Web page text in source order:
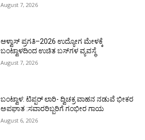
August 7, 2026
ಆಳ್ವಾಸ್ ಪ್ರಗತಿ–2026 ಉದ್ಯೋಗ ಮೇಳಕ್ಕೆ
ಬಂಟ್ವಾಳದಿಂದ ಉಚಿತ ಬಸ್‌ಗಳ ವ್ಯವಸ್ಥೆ
August 7, 2026
ಬಂಟ್ವಾಳ: ಟಿಪ್ಪರ್ ಲಾರಿ- ದ್ವಿಚಕ್ರ ವಾಹನ ನಡುವೆ ಭೀಕರ
ಅಪಘಾತ :ಸವಾರರಿಬ್ಬರಿಗೆ ಗಂಭೀರ ಗಾಯ
August 6, 2026